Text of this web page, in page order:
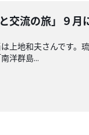
交流の旅」９月
上地和夫さんです
洋群島...